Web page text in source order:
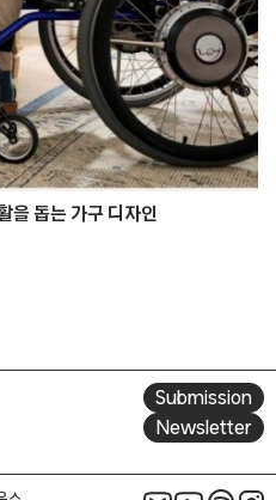
을 돕는 가구 디자인
Submission
Newsletter